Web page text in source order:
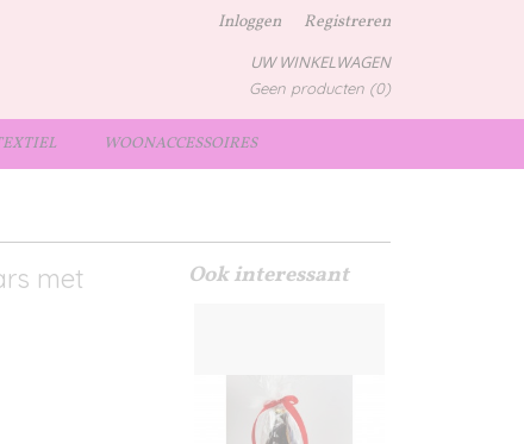
Inloggen Registreren
UW WINKELWAGEN
Geen producten (0)
WOONACCESSOIRES
met
Ook interessant